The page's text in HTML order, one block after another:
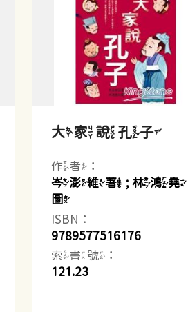
大家說孔子
作者：
岑澎維著 ; 林鴻堯
圖
ISBN：
9789577516176
索書號：
121.23